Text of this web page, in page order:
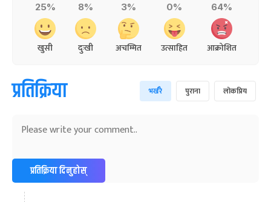
25%
खुसी
8%
दुःखी
3%
अचम्मित
0%
उत्साहित
64%
आक्रोशित
प्रतिक्रिया भर्खरै पुराना लोकप्रिय
प्रतिक्रिया दिनुहोस्